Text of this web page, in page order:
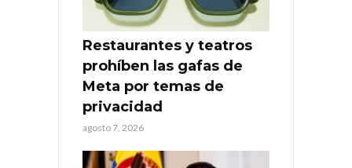
Restaurantes y teatros
prohíben las gafas de
Meta por temas de
privacidad
agosto 7, 2026